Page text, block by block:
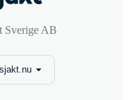
Sverige AB